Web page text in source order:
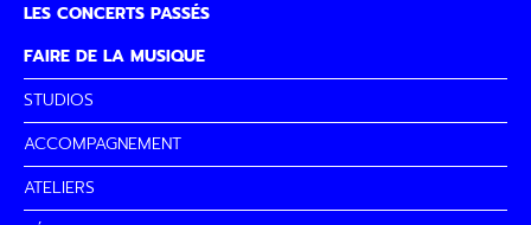
LES CONCERTS PASSÉS
FAIRE DE LA MUSIQUE
STUDIOS
ACCOMPAGNEMENT
ATELIERS